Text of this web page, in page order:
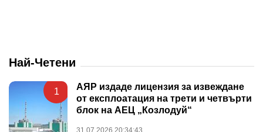
Най-Четени
1
АЯР издаде лицензия за извеждане
от експлоатация на трети и четвърти
блок на АЕЦ „Козлодуй“
31.07.2026 20:34:43